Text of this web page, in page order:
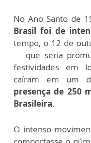
No Ano Santo de
Brasil foi de
tempo, o 12 de
— que seria
festividades em
caíram em um
presença de 250
Brasileira.
O intenso